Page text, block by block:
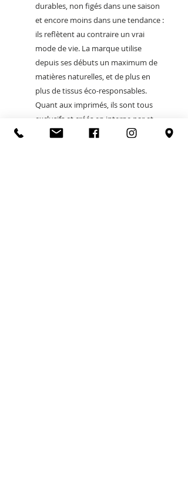
durables, non figés dans une saison
et encore moins dans une tendance :
ils reflètent au contraire un vrai
mode de vie. La marque utilise
depuis ses débuts un maximum de
matières naturelles, et de plus en
plus de tissus éco-responsables.
Quant aux imprimés, ils sont tous
exclusifs et créés en interne par et
pour Louizon